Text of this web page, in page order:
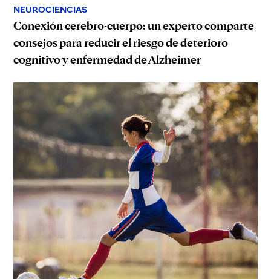
NEUROCIENCIAS
Conexión cerebro-cuerpo: un experto comparte
consejos para reducir el riesgo de deterioro
cognitivo y enfermedad de Alzheimer